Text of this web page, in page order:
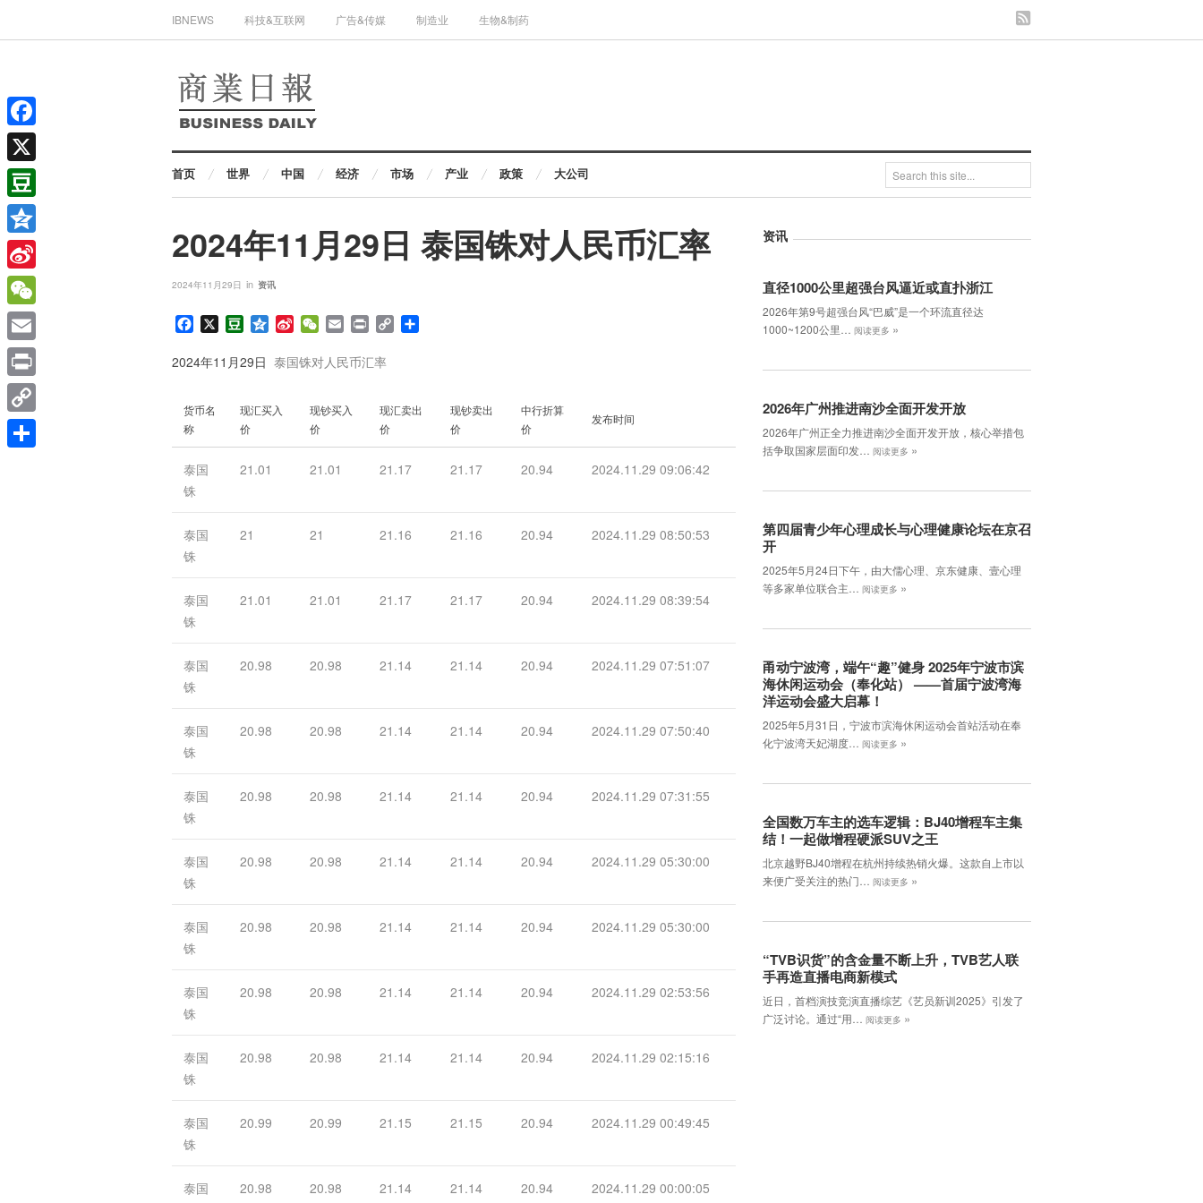
IBNEWS 科技&互联网 广告&传媒 制造业 生物&制药
首页 世界 中国 经济 市场 产业 政策 大公司
2024年11月29日 泰国铢对人民币汇率
2024年11月29日 in 资讯
Facebook
X DoubanQzoneSina WeChat
EmailPrint Copy
2024年11月29日 泰国铢对人民币汇率
货币名
称
现汇买入
价
现钞买入
价
现汇卖出
价
现钞卖出
价
中行折算
价
发布时间
泰国
铢
21.01 21.01 21.17 21.17 20.94 2024.11.29 09:06:42
泰国
铢
21 21 21.16 21.16 20.94 2024.11.29 08:50:53
泰国
铢
21.01 21.01 21.17 21.17 20.94 2024.11.29 08:39:54
泰国
铢
20.98 20.98 21.14 21.14 20.94 2024.11.29 07:51:07
泰国
铢
20.98 20.98 21.14 21.14 20.94 2024.11.29 07:50:40
泰国
铢
20.98 20.98 21.14 21.14 20.94 2024.11.29 07:31:55
泰国
铢
20.98 20.98 21.14 21.14 20.94 2024.11.29 05:30:00
泰国
铢
20.98 20.98 21.14 21.14 20.94 2024.11.29 05:30:00
泰国
铢
20.98 20.98 21.14 21.14 20.94 2024.11.29 02:53:56
泰国
铢
20.98 20.98 21.14 21.14 20.94 2024.11.29 02:15:16
泰国
铢
20.99 20.99 21.15 21.15 20.94 2024.11.29 00:49:45
泰国
20.98 20.98 21.14 21.14 20.94 2024.11.29 00:00:05
资讯
直径1000公里超强台风逼近或直扑浙江
2026年第9号超强台风“巴威”是一个环流直径达
1000~1200公里…
阅读更多 »
2026年广州推进南沙全面开发开放
2026年广州正全力推进南沙全面开发开放，核心举措包
括争取国家层面印发…
阅读更多 »
第四届青少年心理成长与心理健康论坛在京召
开
2025年5月24日下午，由大儒心理、京东健康、壹心理
等多家单位联合主…
阅读更多 »
甬动宁波湾，端午“趣”健身 2025年宁波市滨
海休闲运动会（奉化站） ——首届宁波湾海
洋运动会盛大启幕！
2025年5月31日，宁波市滨海休闲运动会首站活动在奉
化宁波湾天妃湖度…
阅读更多 »
全国数万车主的选车逻辑：BJ40增程车主集
结！一起做增程硬派SUV之王
北京越野BJ40增程在杭州持续热销火爆。这款自上市以
来便广受关注的热门…
阅读更多 »
“TVB识货”的含金量不断上升，TVB艺人联
手再造直播电商新模式
近日，首档演技竞演直播综艺《艺员新训2025》引发了
广泛讨论。通过“用…
阅读更多 »
Facebook
X
Douban
Qzone
Sina
Weibo
WeChat
Email
Print
Copy